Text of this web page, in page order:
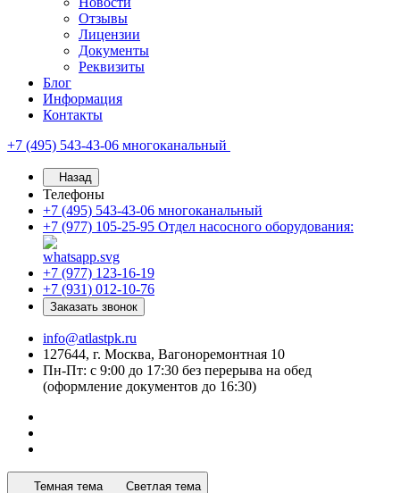
Отзывы
Лицензии
Документы
Реквизиты
Блог
Информация
Контакты
+7 (495) 543-43-06 многоканальный
Назад
Телефоны
+7 (495) 543-43-06 многоканальный
+7 (977) 105-25-95 Отдел насосного оборудования:
+7 (977) 123-16-19
+7 (931) 012-10-76
Заказать звонок
info@atlastpk.ru
127644, г. Москва, Вагоноремонтная 10
Пн-Пт: с 9:00 до 17:30 без перерыва на обед
(оформление документов до 16:30)
Темная тема Светлая тема